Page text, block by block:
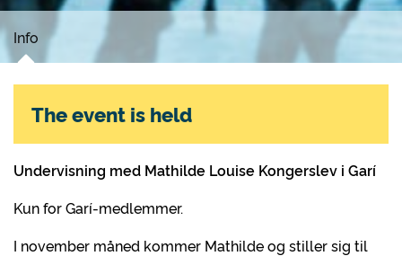
Info
Undervisning med Mathilde Louise Kongerslev i Garí
Kun for Garí-medlemmer.
I november måned kommer Mathilde og stiller sig til
The event is held